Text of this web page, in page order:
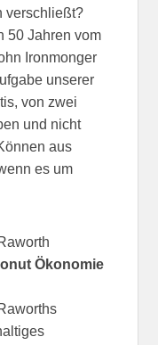
verschließt?
50 Jahren vom
Ironmonger
unserer
von zwei
und nicht
aus
es um
Ökonomie